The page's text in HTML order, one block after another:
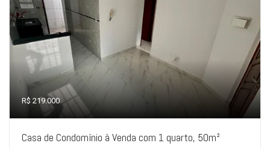
R$ 219.000
Casa de Condomínio à Venda com 1 quarto, 50m²